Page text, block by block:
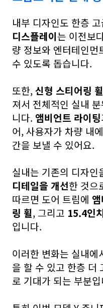
내부 디자인도 한층
디스플레이는 이전보
량 정보와 엔터테인먼
수 있도록 돕습니다.
또한,신형 스티어링 휠
져서 전체적인 실내
니다. 앰비언트 라이팅
어, 사용자가 차량 내
간을 보낼 수 있어요.
실내는 기존의 디자인
디테일을 개선한 것으
따르면 도어 트림에
링 휠, 그리고 15.4인
입니다.
이러한 변화는 실내에
을 할 수 있고 한층 더
로 기대가 되는 부분